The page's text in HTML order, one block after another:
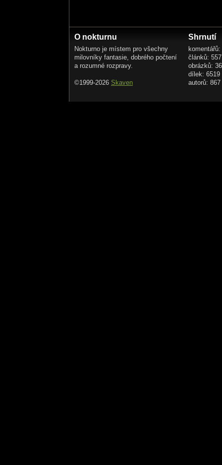
O nokturnu
Nokturno je místem pro všechny
milovníky fantasie, dobrého počtení
a rozumné rozpravy.
©1999-2026 Skaven
Shrnutí
článků: 557
obrázků:
dílek: 6519
autorů: 867